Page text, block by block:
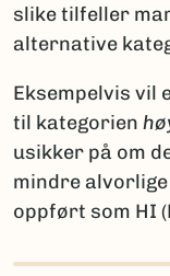
slike tilfeller
alternative
Eksempelvis vil
til kategorien
usikker på om
mindre
oppført som HI